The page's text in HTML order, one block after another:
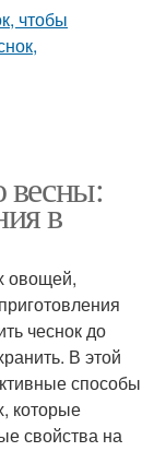
весны:
в
овощей,
чеснок до
В этой
способы
которые
свойства на